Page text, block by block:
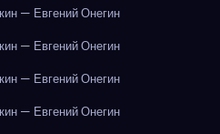
— Евгений Онегин
— Евгений Онегин
— Евгений Онегин
— Евгений Онегин